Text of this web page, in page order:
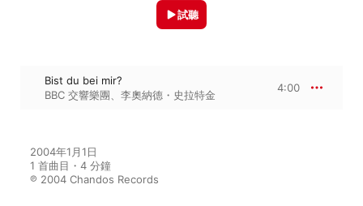
試聽
Bist du bei mir?
BBC 交響樂團
李奧納德・史拉特金
4:00
2004年1月1日
1 首曲目・4 分鐘
℗ 2004 Chandos Records